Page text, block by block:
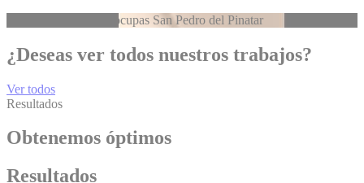
Desokupacion Echarocupas San Pedro del Pinatar
¿Deseas ver todos nuestros trabajos?
Ver todos
Resultados
Obtenemos óptimos
Resultados